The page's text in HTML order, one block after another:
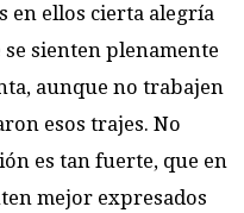
en ellos cierta alegría
sienten plenamente
aunque no trabajen
esos trajes. No
es tan fuerte, que en
mejor expresados